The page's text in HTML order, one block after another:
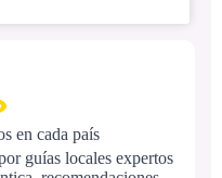
en cada país
guías locales expertos